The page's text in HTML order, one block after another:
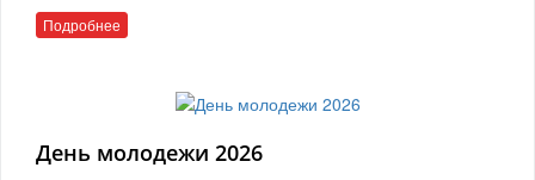
Подробнее
День молодежи 2026